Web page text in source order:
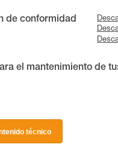
de conformidad
el mantenimiento de
técnico